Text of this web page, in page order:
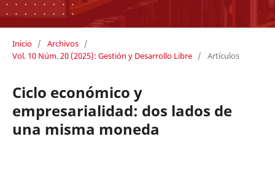
Inicio / Archivos /
Vol. 10 Núm. 20 (2025): Gestión y Desarrollo Libre / Artículos
Ciclo económico y
empresarialidad: dos lados de
una misma moneda